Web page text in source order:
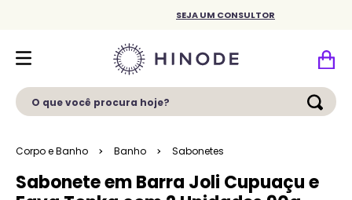
SEJA UM CONSULTOR
O que você procura hoje?
Corpo e Banho Banho Sabonetes
Sabonete em Barra Joli Cupuaçu e